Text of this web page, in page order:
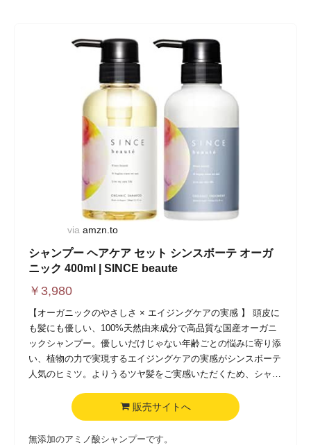
via amzn.to
シャンプー ヘアケア セット シンスボーテ オーガ
ニック 400ml | SINCE beaute
￥ 3,980
【オーガニックのやさしさ × エイジングケアの実感 】 頭皮に
も髪にも優しい、100%天然由来成分で高品質な国産オーガニ
ックシャンプー。優しいだけじゃない年齢ごとの悩みに寄り添
い、植物の力で実現するエイジングケアの実感がシンスボーテ
人気のヒミツ。よりうるツヤ髪をご実感いただくため、シャン
【 もちもち泡のアミノ酸シャンプー 】 コメヌカエキスとアミ
販売サイトへ
無添加のアミノ酸シャンプーです。